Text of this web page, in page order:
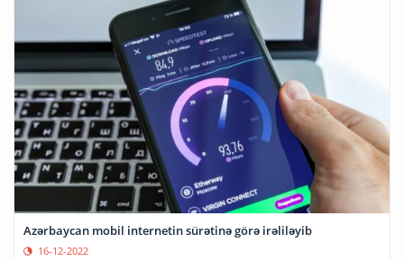
Azərbaycan mobil internetin sürətinə görə irəliləyib
16-12-2022